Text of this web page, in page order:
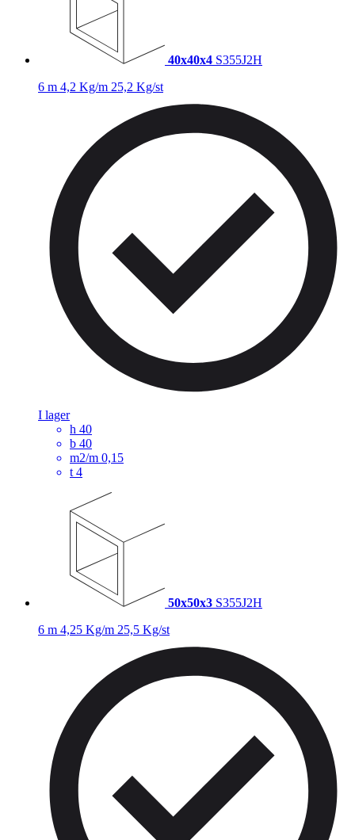
40x40x4 S355J2H
6 m 4,2 Kg/m 25,2 Kg/st
I lager
h 40
b 40
m2/m 0,15
t 4
50x50x3 S355J2H
6 m 4,25 Kg/m 25,5 Kg/st